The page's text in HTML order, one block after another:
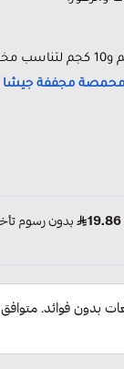
مجففة جيشا